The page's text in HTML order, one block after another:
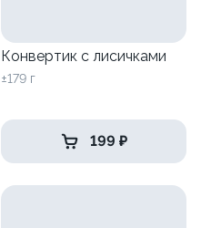
Конвертик с лисичками
±179 г
199 ₽